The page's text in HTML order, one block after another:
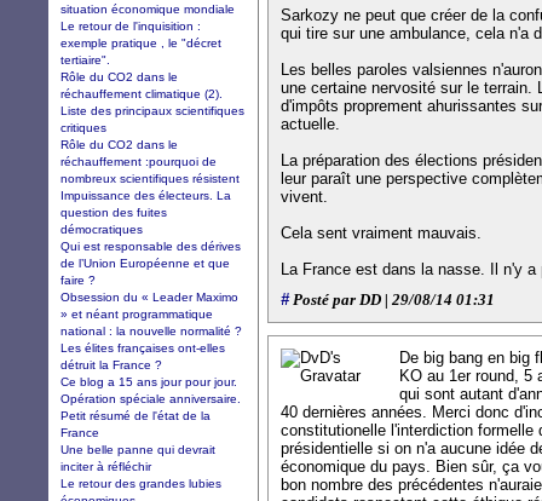
Sarkozy ne peut que créer de la
qui tire sur une ambulance, cela n'a
Les belles paroles valsiennes
une certaine nervosité sur le
d'impôts proprement ahurissantes
actuelle.
La préparation des élections
leur paraît une perspective
vivent.
Cela sent vraiment mauvais.
La France est dans la nasse. Il n'y a
#Posté par DD | 29/08/14 01:31
De big bang en big
KO au 1er round, 5
qui sont autant
40 dernières années. Merci donc
constitutionelle l'interdiction formelle
présidentielle si on n'a aucune idée
économique du pays. Bien sûr, ça
bon nombre des précédentes
situation économique mondiale
Le retour de l'inquisition :
exemple pratique , le "décret
tertiaire".
Rôle du CO2 dans le
réchauffement climatique (2).
Liste des principaux scientifiques
critiques
Rôle du CO2 dans le
réchauffement :pourquoi de
nombreux scientifiques résistent
Impuissance des électeurs. La
question des fuites
démocratiques
Qui est responsable des dérives
de l’Union Européenne et que
faire ?
Obsession du « Leader Maximo
» et néant programmatique
national : la nouvelle normalité ?
Les élites françaises ont-elles
détruit la France ?
Ce blog a 15 ans jour pour jour.
Opération spéciale anniversaire.
Petit résumé de l'état de la
France
Une belle panne qui devrait
inciter à réfléchir
Le retour des grandes lubies